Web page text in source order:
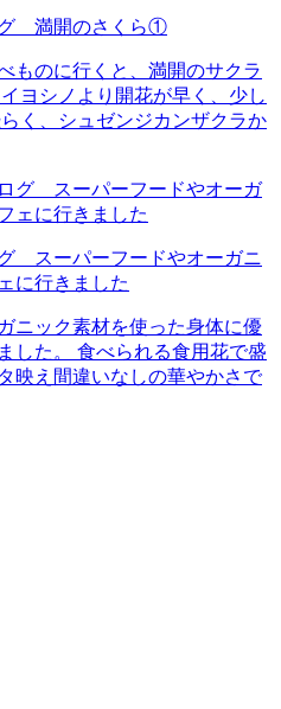
グ 満開のさくら①
ものに行くと、満開のサクラ
ヨシノより開花が早く、少し
く、シュゼンジカンザクラか
スーパーフードやオーガニ
に行きました
ニック素材を使った身体に優
した。 食べられる食用花で盛
映え間違いなしの華やかさで